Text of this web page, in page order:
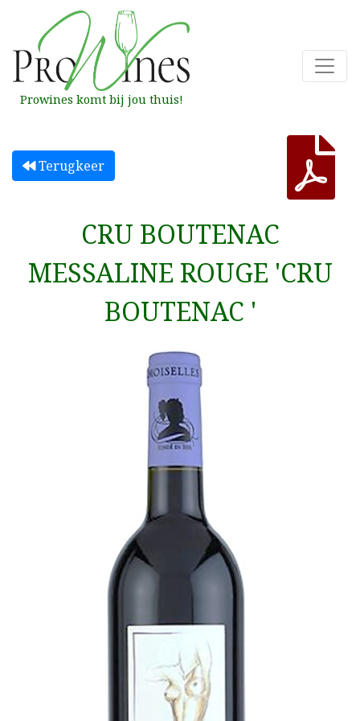
Prowines komt bij jou thuis!
Terugkeer
CRU BOUTENAC
MESSALINE ROUGE 'CRU
BOUTENAC '